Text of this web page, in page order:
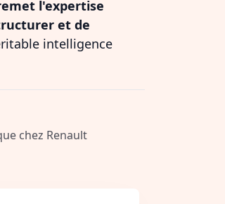
l'expertise
et de
intelligence
chez Renault